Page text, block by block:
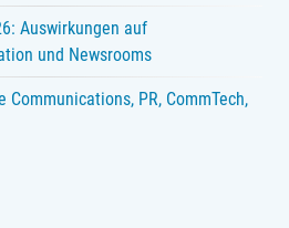
Auswirkungen auf
und Newsrooms
Communications, PR, CommTech,